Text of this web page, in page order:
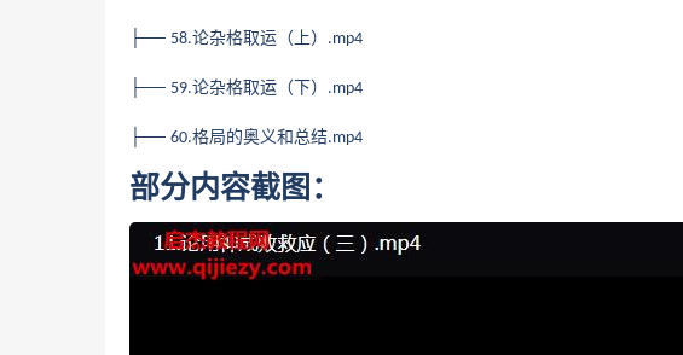
├── 58.论杂格取运（上） .mp4
├── 59.论杂格取运（下） .mp4
├── 60.格局的奥义和总结.mp4
部分内容截图：